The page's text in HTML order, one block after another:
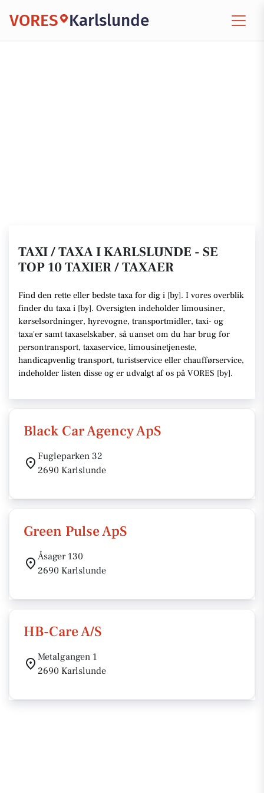
VORES Karlslunde
TAXI / TAXA I KARLSLUNDE - SE
TOP 10 TAXIER / TAXAER
Find den rette eller bedste taxa for dig i [by]. I vores overblik
finder du taxa i [by]. Oversigten indeholder limousiner,
kørselsordninger, hyrevogne, transportmidler, taxi- og
taxa'er samt taxaselskaber, så uanset om du har brug for
persontransport, taxaservice, limousinetjeneste,
handicapvenlig transport, turistservice eller chaufførservice,
indeholder listen disse og er udvalgt af os på VORES [by].
Black Car Agency ApS
Fugleparken 32
2690 Karlslunde
Green Pulse ApS
Åsager 130
2690 Karlslunde
HB-Care A/S
Metalgangen 1
2690 Karlslunde